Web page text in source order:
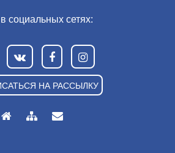
социальных сетях:
НА РАССЫЛКУ